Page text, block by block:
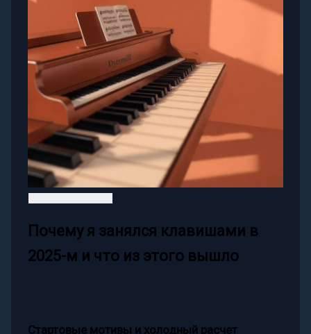
Почему я занялся клавишами в
2025-м и что из этого вышло
Стартовые мотивы и холодный расчет